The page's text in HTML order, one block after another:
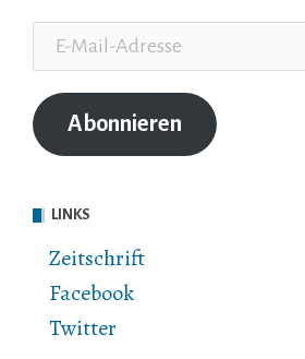
Mail-
Adresse
Abonnieren
LINKS
Zeitschrift
Facebook
Twitter